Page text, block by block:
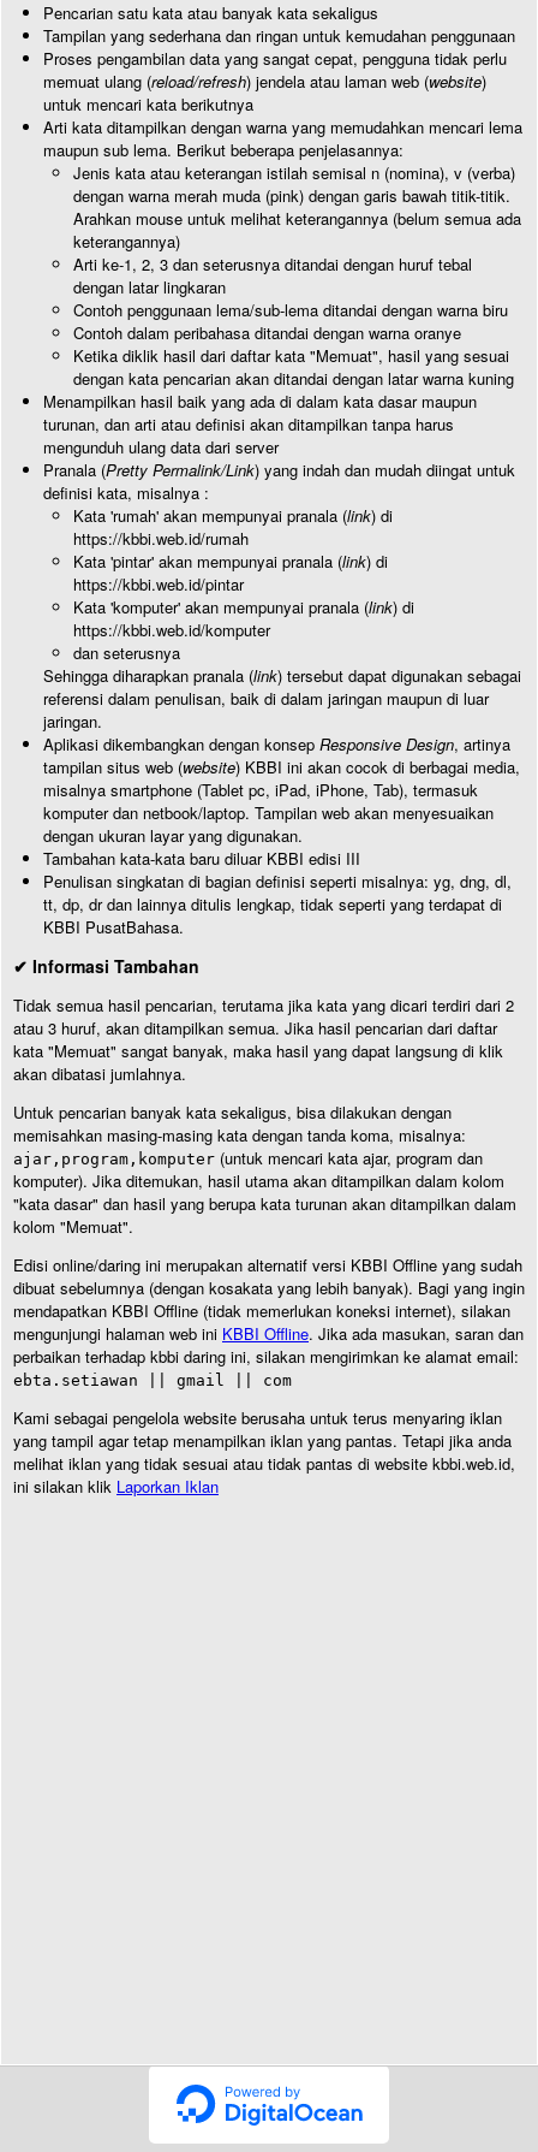
Pencarian satu kata atau banyak kata sekaligus
Tampilan yang sederhana dan ringan untuk kemudahan penggunaan
Proses pengambilan data yang sangat cepat, pengguna tidak perlu
memuat ulang (reload/refresh) jendela atau laman web (website)
untuk mencari kata berikutnya
Arti kata ditampilkan dengan warna yang memudahkan mencari lema
maupun sub lema. Berikut beberapa penjelasannya:
Jenis kata atau keterangan istilah semisal n (nomina), v (verba)
dengan warna merah muda (pink) dengan garis bawah titik-titik.
Arahkan mouse untuk melihat keterangannya (belum semua ada
keterangannya)
Arti ke-1, 2, 3 dan seterusnya ditandai dengan huruf tebal
dengan latar lingkaran
Contoh penggunaan lema/sub-lema ditandai dengan warna biru
Contoh dalam peribahasa ditandai dengan warna oranye
Ketika diklik hasil dari daftar kata "Memuat", hasil yang sesuai
dengan kata pencarian akan ditandai dengan latar warna kuning
Menampilkan hasil baik yang ada di dalam kata dasar maupun
turunan, dan arti atau definisi akan ditampilkan tanpa harus
mengunduh ulang data dari server
Pranala (Pretty Permalink/Link) yang indah dan mudah diingat untuk
definisi kata, misalnya :
Kata 'rumah' akan mempunyai pranala (link) di
https://kbbi.web.id/rumah
Kata 'pintar' akan mempunyai pranala (link) di
https://kbbi.web.id/pintar
Kata 'komputer' akan mempunyai pranala (link) di
https://kbbi.web.id/komputer
dan seterusnya
Sehingga diharapkan pranala (link) tersebut dapat digunakan sebagai
referensi dalam penulisan, baik di dalam jaringan maupun di luar
jaringan.
Aplikasi dikembangkan dengan konsep Responsive Design, artinya
tampilan situs web (website) KBBI ini akan cocok di berbagai media,
misalnya smartphone (Tablet pc, iPad, iPhone, Tab), termasuk
komputer dan netbook/laptop. Tampilan web akan menyesuaikan
dengan ukuran layar yang digunakan.
Tambahan kata-kata baru diluar KBBI edisi III
Penulisan singkatan di bagian definisi seperti misalnya: yg, dng, dl,
tt, dp, dr dan lainnya ditulis lengkap, tidak seperti yang terdapat di
KBBI PusatBahasa.
✔ Informasi Tambahan
Tidak semua hasil pencarian, terutama jika kata yang dicari terdiri dari 2
atau 3 huruf, akan ditampilkan semua. Jika hasil pencarian dari daftar
kata "Memuat" sangat banyak, maka hasil yang dapat langsung di klik
akan dibatasi jumlahnya.
Untuk pencarian banyak kata sekaligus, bisa dilakukan dengan
memisahkan masing-masing kata dengan tanda koma, misalnya:
ajar,program,komputer (untuk mencari kata ajar, program dan
komputer). Jika ditemukan, hasil utama akan ditampilkan dalam kolom
"kata dasar" dan hasil yang berupa kata turunan akan ditampilkan dalam
kolom "Memuat".
Edisi online/daring ini merupakan alternatif versi KBBI Offline yang sudah
dibuat sebelumnya (dengan kosakata yang lebih banyak). Bagi yang ingin
mendapatkan KBBI Offline (tidak memerlukan koneksi internet), silakan
mengunjungi halaman web ini KBBI Offline. Jika ada masukan, saran dan
perbaikan terhadap kbbi daring ini, silakan mengirimkan ke alamat email:
ebta.setiawan || gmail || com
Kami sebagai pengelola website berusaha untuk terus menyaring iklan
yang tampil agar tetap menampilkan iklan yang pantas. Tetapi jika anda
melihat iklan yang tidak sesuai atau tidak pantas di website kbbi.web.id,
ini silakan klik Laporkan Iklan